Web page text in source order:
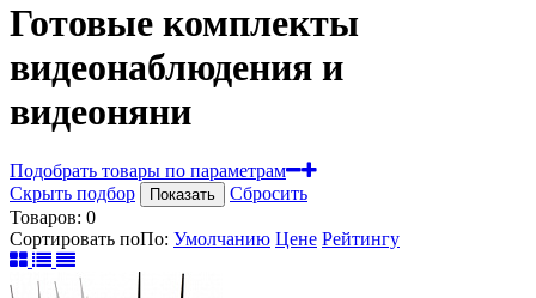
Готовые комплекты
видеонаблюдения и
видеоняни
Подобрать товары по параметрам
Скрыть подбор
Показать
Сбросить
Товаров: 0
Сортировать поПо: Умолчанию Цене Рейтингу